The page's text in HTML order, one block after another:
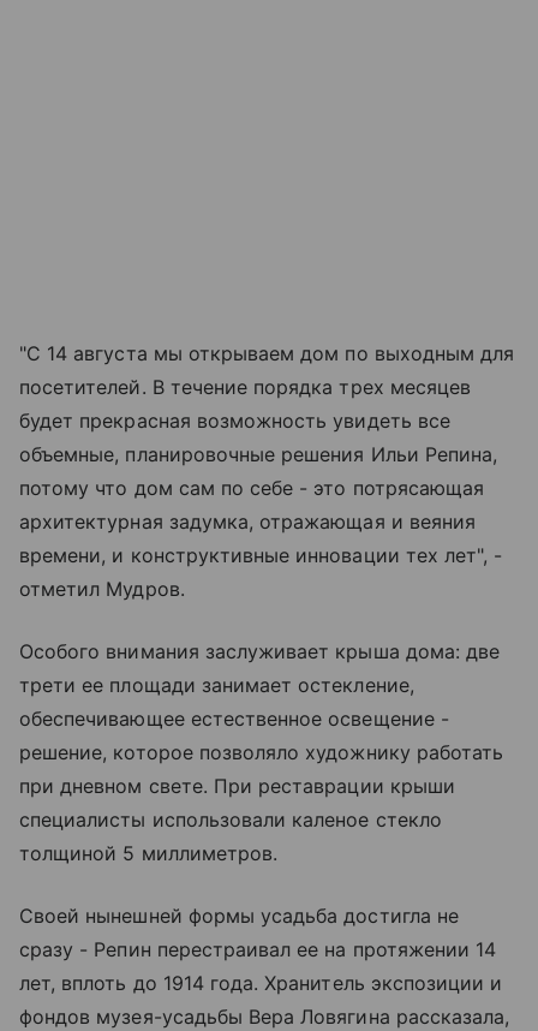
"С 14 августа мы открываем дом по выходным для
посетителей. В течение порядка трех месяцев
будет прекрасная возможность увидеть все
объемные, планировочные решения Ильи Репина,
потому что дом сам по себе - это потрясающая
архитектурная задумка, отражающая и веяния
времени, и конструктивные инновации тех лет", -
отметил Мудров.
Особого внимания заслуживает крыша дома: две
трети ее площади занимает остекление,
обеспечивающее естественное освещение -
решение, которое позволяло художнику работать
при дневном свете. При реставрации крыши
специалисты использовали каленое стекло
толщиной 5 миллиметров.
Своей нынешней формы усадьба достигла не
сразу - Репин перестраивал ее на протяжении 14
лет, вплоть до 1914 года. Хранитель экспозиции и
фондов музея-усадьбы Вера Ловягина рассказала,